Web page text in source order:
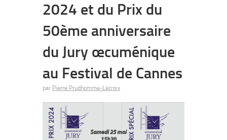
2024 et du Prix du
50ème anniversaire
du Jury œcuménique
au Festival de Cannes
par Pierre Prudhomme-Lacroix